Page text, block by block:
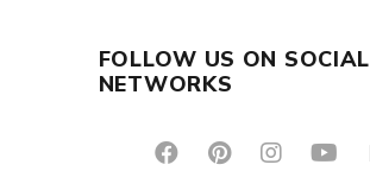
FOLLOW US ON SOCIAL
NETWORKS